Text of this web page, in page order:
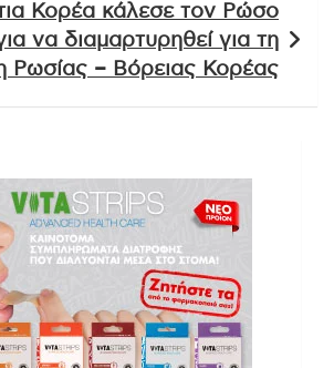
Κορέα κάλεσε τον Ρώσο
να διαμαρτυρηθεί για τη
Ρωσίας – Βόρειας Κορέας